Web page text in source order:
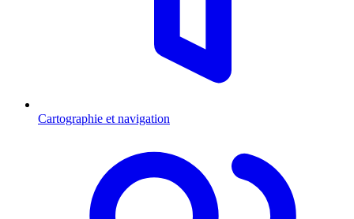
Cartographie et navigation